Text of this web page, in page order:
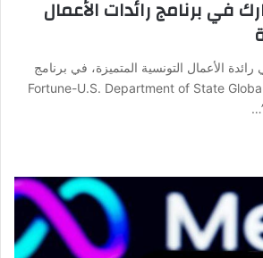
في برنامج رائدات الأعمال
الأعمال التونسية المتميزة، في برنامج
“Fortune-U.S. Department of State